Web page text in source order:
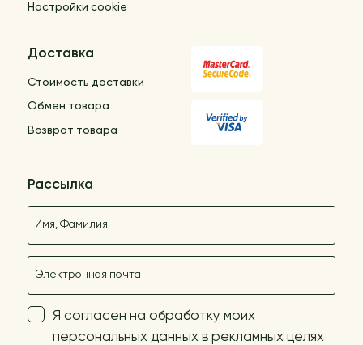
Настройки cookie
Доставка
Стоимость доставки
Обмен товара
Возврат товара
Рассылка
Я согласен на обработку моих
персональных данных в рекламных целях